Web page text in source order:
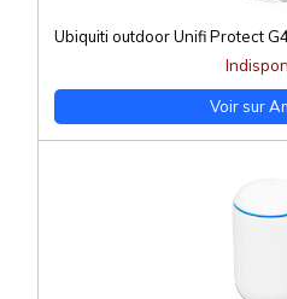
Ubiquiti outdoor Unifi Protect
Voir sur